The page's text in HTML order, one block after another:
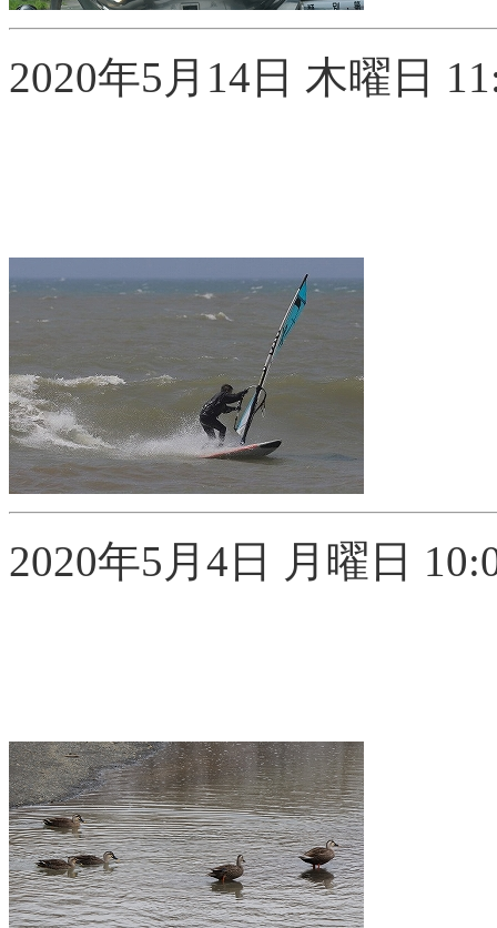
2020年5月14日 木曜日
2020年5月4日 月曜日